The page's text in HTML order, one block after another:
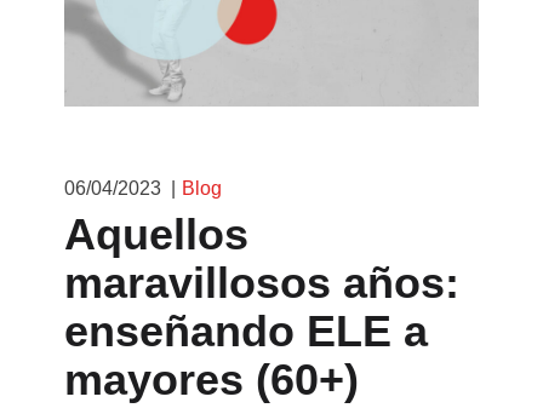
06/04/2023 Blog
Aquellos
maravillosos años:
enseñando ELE a
mayores (60+)